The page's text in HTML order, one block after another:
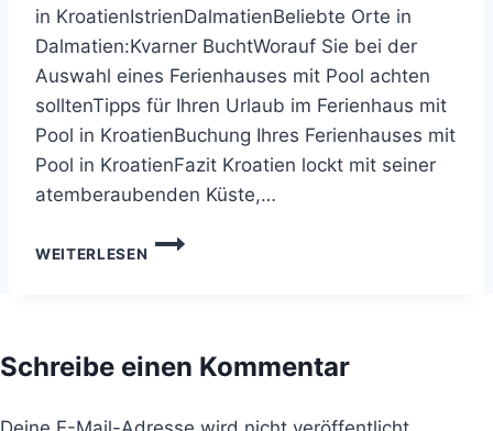
in KroatienIstrienDalmatienBeliebte Orte in
Dalmatien:Kvarner BuchtWorauf Sie bei der
Auswahl eines Ferienhauses mit Pool achten
solltenTipps für Ihren Urlaub im Ferienhaus mit
Pool in KroatienBuchung Ihres Ferienhauses mit
Pool in KroatienFazit Kroatien lockt mit seiner
atemberaubenden Küste,…
WEITERLESEN
FERIENHAUS
TRAUMURLAUB
AM
Schreibe einen Kommentar